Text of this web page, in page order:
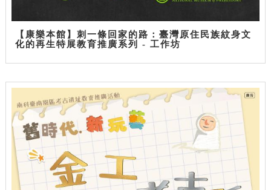
【康樂本館】刺一條回家的路：臺灣原住民族紋身文
化的再生特展教育推廣系列 - 工作坊